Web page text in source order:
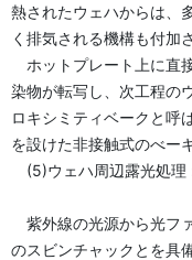
熱されたウェハからは、
く排気される機構も付加
ホットプレート上に直
染物が転写し、次工程の
ロキシミティベークと呼
を設けた非接触式のべー
(5)ウェハ周辺露光処理
紫外線の光源から光フ
のスビンチャックとを具